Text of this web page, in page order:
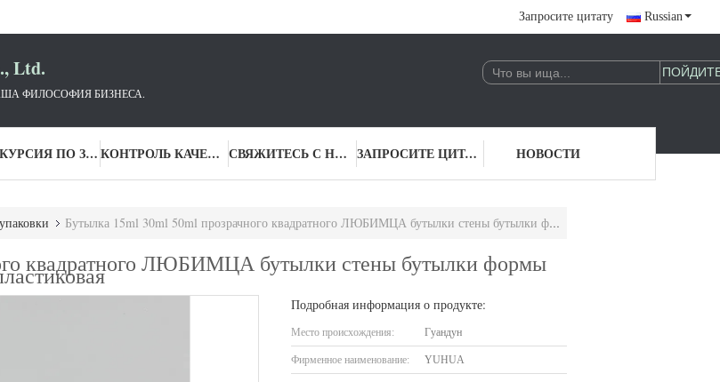
Запросите цитату Russian
Ltd.
ФИЛОСОФИЯ БИЗНЕСА.
ЭКСКУРСИЯ ПО ЗАВОДУ КОНТРОЛЬ КАЧЕСТВА СВЯЖИТЕСЬ С НАМИ ЗАПРОСИТЕ ЦИТАТУ НОВОСТИ
Бутылка 15ml 30ml 50ml прозрачного квадратного ЛЮБИМЦА бутылки стены бутылки формы двойного безвоздушного оптового пластиковая
квадратного ЛЮБИМЦА бутылки стены бутылки формы
Подробная информация о продукте:
Место происхождения: Гуандун
Фирменное наименование: YUHUA